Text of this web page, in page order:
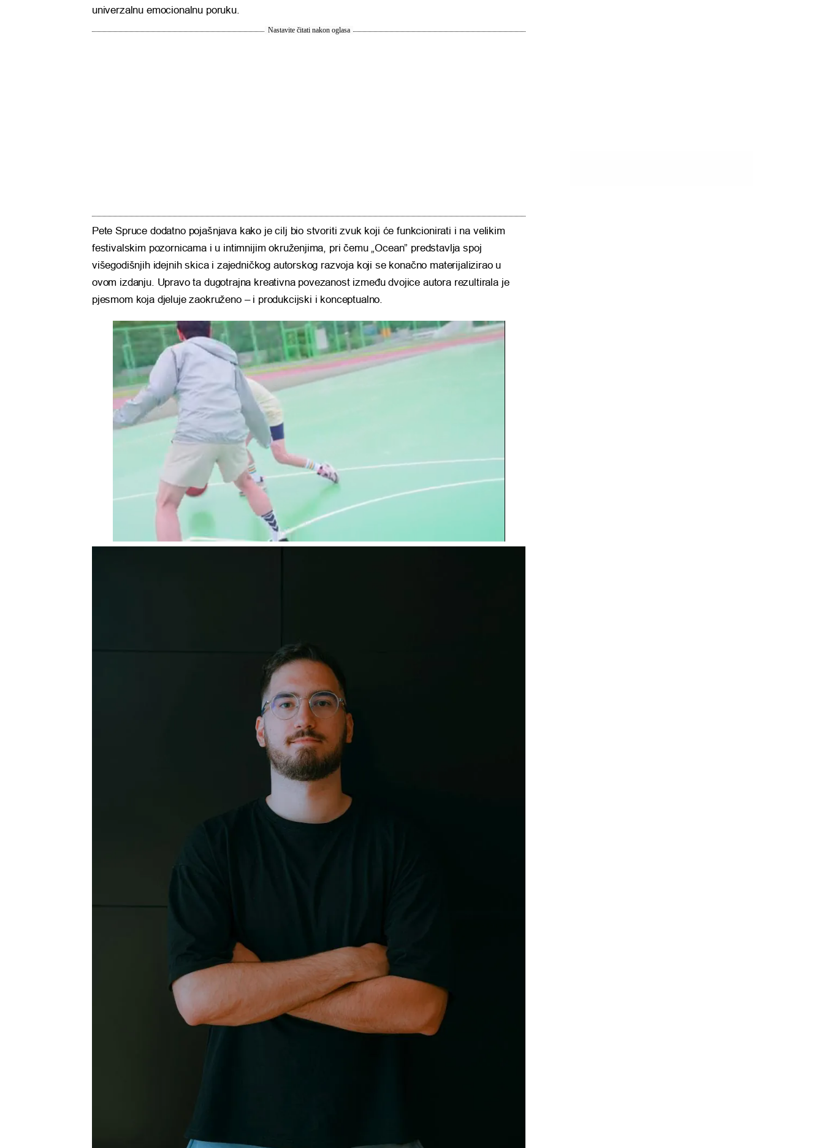
univerzalnu emocionalnu poruku.
Nastavite čitati nakon oglasa
Pete Spruce dodatno pojašnjava kako je cilj bio stvoriti zvuk koji će funkcionirati i na velikim
festivalskim pozornicama i u intimnijim okruženjima, pri čemu „Ocean” predstavlja spoj
višegodišnjih idejnih skica i zajedničkog autorskog razvoja koji se konačno materijalizirao u
ovom izdanju. Upravo ta dugotrajna kreativna povezanost između dvojice autora rezultirala je
pjesmom koja djeluje zaokruženo – i produkcijski i konceptualno.